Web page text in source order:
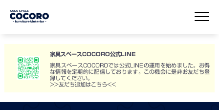
家具スペースCOCORO公式LINE
家具スペースCOCOROでは公式LINEの運用を始めました。お得
な情報を定期的に配信しております。この機会に是非お友だち登
録してください。
>>友だち追加はこちら<<